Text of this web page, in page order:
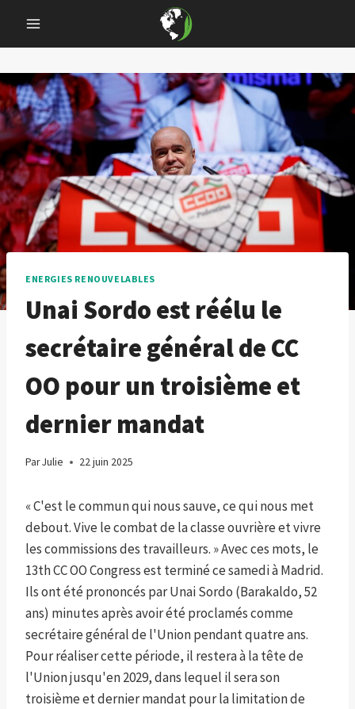
content
ENERGIES RENOUVELABLES
Unai Sordo est réélu le
secrétaire général de CC
OO pour un troisième et
dernier mandat
ParJulie 22 juin 2025
« C'est le commun qui nous sauve, ce qui nous met
debout. Vive le combat de la classe ouvrière et vivre
les commissions des travailleurs. » Avec ces mots, le
13th CC OO Congress est terminé ce samedi à Madrid.
Ils ont été prononcés par Unai Sordo (Barakaldo, 52
ans) minutes après avoir été proclamés comme
secrétaire général de l'Union pendant quatre ans.
Pour réaliser cette période, il restera à la tête de
l'Union jusqu'en 2029, dans lequel il sera son
troisième et dernier mandat pour la limitation de